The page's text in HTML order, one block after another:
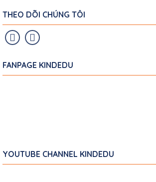
THEO DÕI CHÚNG TÔI
FANPAGE KINDEDU
YOUTUBE CHANNEL KINDEDU